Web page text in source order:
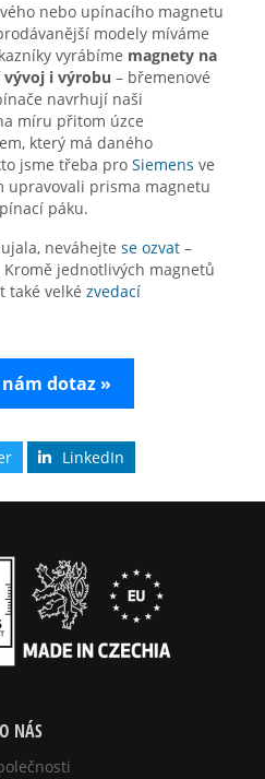
nebo upínacího magnetu
modely míváme
vyrábíme magnety na
i výrobu – břemenové
navrhují naši
míru přitom úzce
který má daného
jsme třeba pro Siemens ve
upravovali prisma magnetu
páku.
neváhejte se ozvat –
jednotlivých magnetů
také velké zvedací
dotaz »
LinkedIn
O NÁS